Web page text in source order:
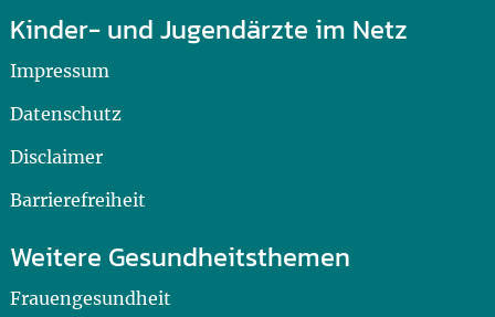
Kinder- und Jugendärzte im Netz
Impressum
Datenschutz
Disclaimer
Barrierefreiheit
Weitere Gesundheitsthemen
Frauengesundheit